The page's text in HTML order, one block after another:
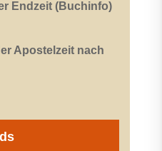
Endzeit (Buchinfo)
Apostelzeit nach